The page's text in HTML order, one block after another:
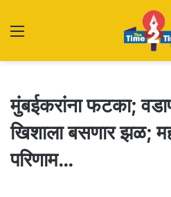
मुंबईकरांना फटका;
खिशाला बसणार झळ;
परिणाम…